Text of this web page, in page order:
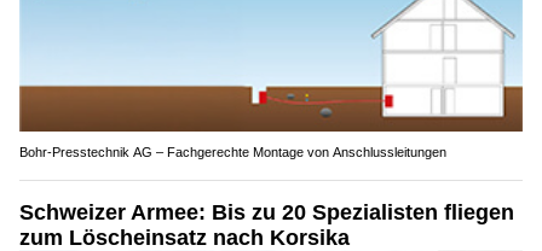
Bohr-Presstechnik AG – Fachgerechte Montage von Anschlussleitungen
Schweizer Armee: Bis zu 20 Spezialisten fliegen
zum Löscheinsatz nach Korsika